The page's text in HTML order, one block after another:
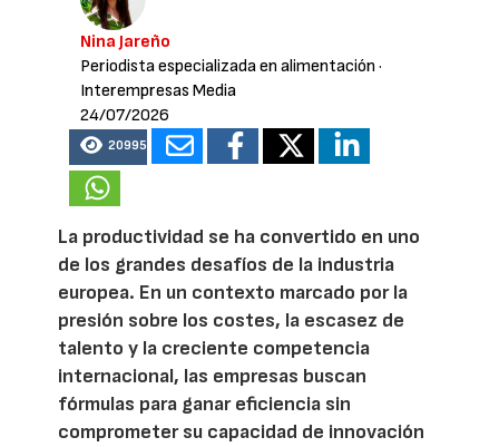
Nina Jareño
Periodista especializada en alimentación ·
Interempresas Media
24/07/2026
20995
La productividad se ha convertido en uno
de los grandes desafíos de la industria
europea. En un contexto marcado por la
presión sobre los costes, la escasez de
talento y la creciente competencia
internacional, las empresas buscan
fórmulas para ganar eficiencia sin
comprometer su capacidad de innovación